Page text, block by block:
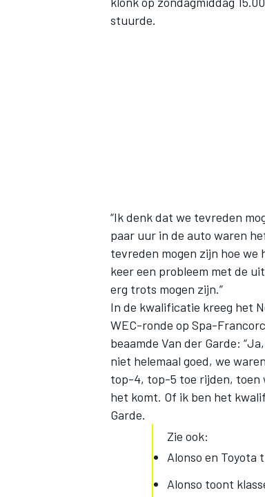
stuurde.
“Ik denk dat we tevreden
paar uur in de auto waren
tevreden mogen zijn hoe we
keer een probleem met de
erg trots mogen zijn.”
In de kwalificatie kreeg het
WEC-ronde op Spa-
beaamde Van der Garde:
niet helemaal goed, we
top-4, top-5 toe rijden, toen
het komt. Of ik ben het
Garde.
Zie ook:
Alonso en Toyota
Alonso toont